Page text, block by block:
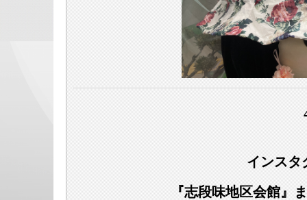
インスタ
『志段味地区会館』